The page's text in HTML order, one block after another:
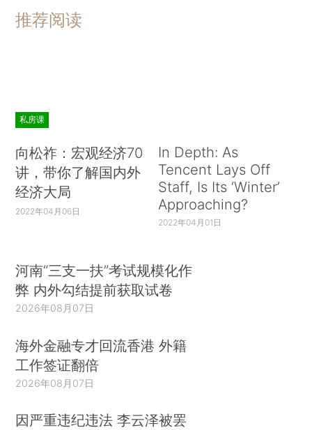
推荐阅读
私房课
向松祚：宏观经济70
讲，带你了解国内外
经济大局
2022年04月06日
In Depth: As
Tencent Lays Off
Staff, Is Its ‘Winter’
Approaching?
2022年04月01日
河南“三支一扶”考试规模化作
弊 内外勾结提前获取试卷
2026年08月07日
海外金融专才回流香港 外籍
工作签证翻倍
2026年08月07日
因严重违纪违法 李云泽被罢